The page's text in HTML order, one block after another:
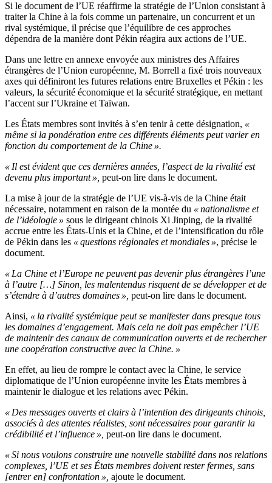
Si le document de l’UE réaffirme la stratégie de l’Union consistant à
traiter la Chine à la fois comme un partenaire, un concurrent et un
rival systémique, il précise que l’équilibre de ces approches
dépendra de la manière dont Pékin réagira aux actions de l’UE.
Dans une lettre en annexe envoyée aux ministres des Affaires
étrangères de l’Union européenne, M. Borrell a fixé trois nouveaux
axes qui définiront les futures relations entre Bruxelles et Pékin : les
valeurs, la sécurité économique et la sécurité stratégique, en mettant
l’accent sur l’Ukraine et Taïwan.
Les États membres sont invités à s’en tenir à cette désignation, «
même si la pondération entre ces différents éléments peut varier en
fonction du comportement de la Chine ».
« Il est évident que ces dernières années, l’aspect de la rivalité est
devenu plus important », peut-on lire dans le document.
La mise à jour de la stratégie de l’UE vis-à-vis de la Chine était
nécessaire, notamment en raison de la montée du « nationalisme et
de l’idéologie » sous le dirigeant chinois Xi Jinping, de la rivalité
accrue entre les États-Unis et la Chine, et de l’intensification du rôle
de Pékin dans les « questions régionales et mondiales », précise le
document.
« La Chine et l’Europe ne peuvent pas devenir plus étrangères l’une
à l’autre […] Sinon, les malentendus risquent de se développer et de
s’étendre à d’autres domaines », peut-on lire dans le document.
Ainsi, « la rivalité systémique peut se manifester dans presque tous
les domaines d’engagement. Mais cela ne doit pas empêcher l’UE
de maintenir des canaux de communication ouverts et de rechercher
une coopération constructive avec la Chine. »
En effet, au lieu de rompre le contact avec la Chine, le service
diplomatique de l’Union européenne invite les États membres à
maintenir le dialogue et les relations avec Pékin.
« Des messages ouverts et clairs à l’intention des dirigeants chinois,
associés à des attentes réalistes, sont nécessaires pour garantir la
crédibilité et l’influence », peut-on lire dans le document.
« Si nous voulons construire une nouvelle stabilité dans nos relations
complexes, l’UE et ses États membres doivent rester fermes, sans
[entrer en] confrontation », ajoute le document.